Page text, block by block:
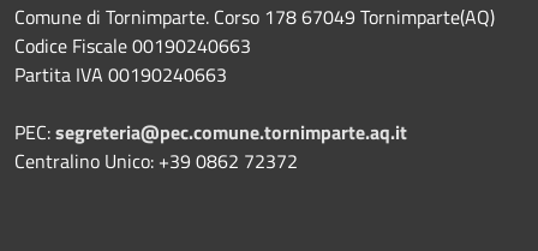
Comune di Tornimparte. Corso 178 67049 Tornimparte(AQ)
Codice Fiscale 00190240663
Partita IVA 00190240663
PEC:segreteria@pec.comune.tornimparte.aq.it
Centralino Unico: +39 0862 72372